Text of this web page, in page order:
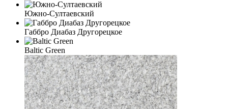
Южно-Султаевский
Габбро Диабаз Другорецкое
Baltic Green